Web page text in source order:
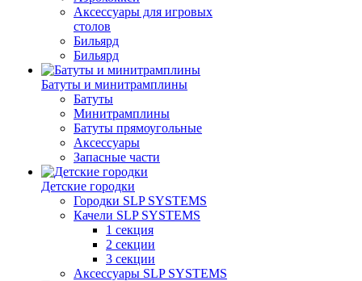
Аксессуары для игровых
столов
Бильяpд
Бильяpд
Батуты и минитрамплины
Батуты
Минитрамплины
Батуты прямоугольные
Аксессуары
Запасные части
Детские городки
Городки SLP SYSTEMS
Качели SLP SYSTEMS
1 секция
2 секции
3 секции
Аксессуары SLP SYSTEMS